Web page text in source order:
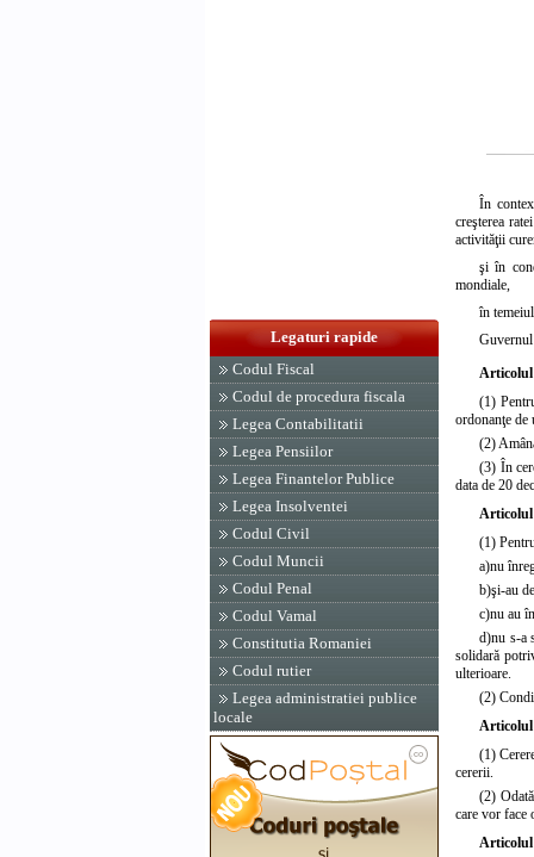
Legaturi rapide
Codul Fiscal
Codul de procedura fiscala
Legea Contabilitatii
Legea Pensiilor
Legea Finantelor Publice
Legea Insolventei
Codul Civil
Codul Muncii
Codul Penal
Codul Vamal
Constitutia Romaniei
Codul rutier
Legea administratiei publice
locale
În
creşterea
activităţii
şi în
mondiale,
în
Guvernul
Articolul
(1)
ordonanţe de
(2)
(3) În
data de 20
Articolul
(1)
a)nu
b)şi-au
c)nu au
d)nu s-a
solidară
ulterioare.
(2)
Articolul
(1)
cererii.
(2)
care vor face
Articolul